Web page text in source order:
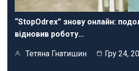
“StopOdrex” знову онлайн:
відновив роботу…
Тетяна Гнатишин Гру 24,